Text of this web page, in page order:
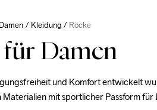
Damen Kleidung Röcke
Damen
und Komfort entwickelt
mit sportlicher Passform für